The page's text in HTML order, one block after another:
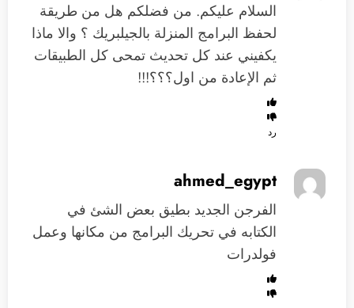
السلام عليكم. من فضلكم هل من طريقة
لحفظ البرامج المنزلة بالجيلبريك ؟ والا ماذا
يكفيني عند كل تحديث تمحى كل الطبيقات
ثم الإعادة من اول؟؟؟!!!
رد
ahmed_egypt
الفرجن الجديد بطيق بعض الشئ في
الكتابه في تحريك البرامج من مكانها وعمل
فولدرات